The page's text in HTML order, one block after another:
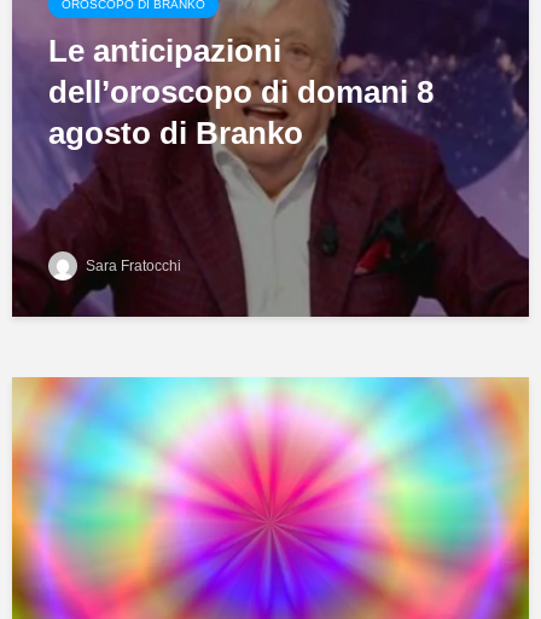
OROSCOPO DI BRANKO
Le anticipazioni
dell’oroscopo di domani 8
agosto di Branko
Sara Fratocchi